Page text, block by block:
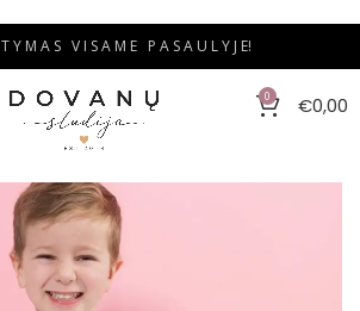
T Y M A S V I S A M E P A S A U L Y J E!
0 €0,00